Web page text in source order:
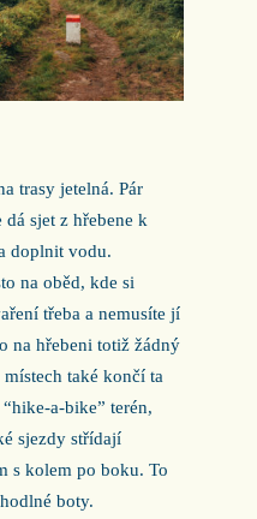
trasy jetelná. Pár
dá sjet z hřebene k
doplnit vodu.
na oběd, kde si
třeba a nemusíte jí
na hřebeni totiž žádný
také končí ta
a-bike” terén,
sjezdy střídají
s kolem po boku. To
boty.